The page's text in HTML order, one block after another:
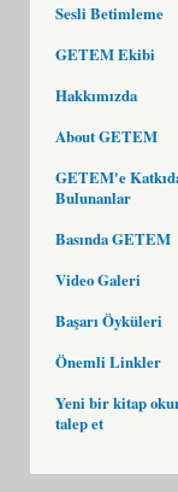
Sesli Betimleme
GETEM Ekibi
Hakkımızda
About GETEM
GETEM'e
Bulunanlar
Basında GETEM
Video Galeri
Başarı Öyküleri
Önemli Linkler
Yeni bir kitap
talep et